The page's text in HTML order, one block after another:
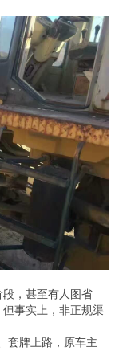
段，甚至有人图省
但事实上，非正规渠
套牌上路，原车主